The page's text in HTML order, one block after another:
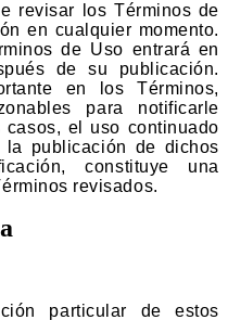
revisar los Términos de
en cualquier momento.
de Uso entrará en
de su publicación.
en los Términos,
para notificarle
el uso continuado
publicación de dichos
constituye una
revisados.
particular de estos